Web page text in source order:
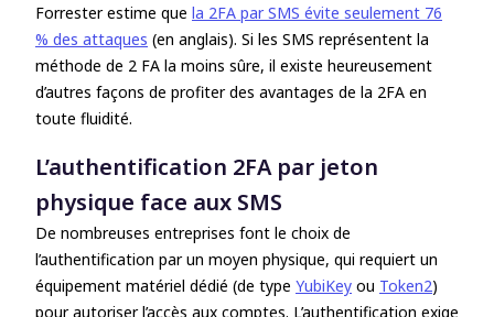
Forrester estime que la 2FA par SMS évite seulement 76
% des attaques (en anglais). Si les SMS représentent la
méthode de 2 FA la moins sûre, il existe heureusement
d’autres façons de profiter des avantages de la 2FA en
toute fluidité.
L’authentification 2FA par jeton
physique face aux SMS
De nombreuses entreprises font le choix de
l’authentification par un moyen physique, qui requiert un
équipement matériel dédié (de type YubiKey ou Token2)
pour autoriser l’accès aux comptes. L’authentification exige